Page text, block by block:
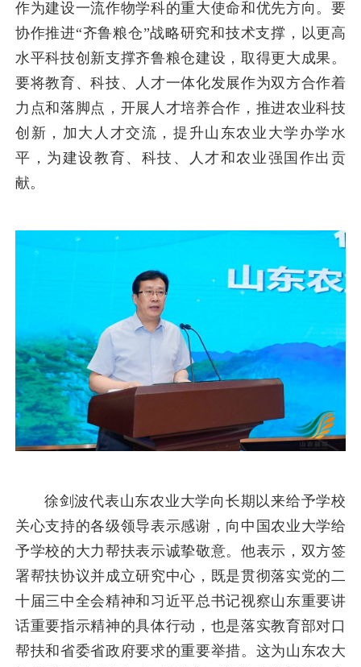
作为建设一流作物学科的重大使命和优先方向。要
协作推进“齐鲁粮仓”战略研究和技术支撑，以更高
水平科技创新支撑齐鲁粮仓建设，取得更大成果。
要将教育、科技、人才一体化发展作为双方合作着
力点和落脚点，开展人才培养合作，推进农业科技
创新，加大人才交流，提升山东农业大学办学水
平，为建设教育、科技、人才和农业强国作出贡
献。
徐剑波代表山东农业大学向长期以来给予学校
关心支持的各级领导表示感谢，向中国农业大学给
予学校的大力帮扶表示诚挚敬意。他表示，双方签
署帮扶协议并成立研究中心，既是贯彻落实党的二
十届三中全会精神和习近平总书记视察山东重要讲
话重要指示精神的具体行动，也是落实教育部对口
帮扶和省委省政府要求的重要举措。这为山东农大